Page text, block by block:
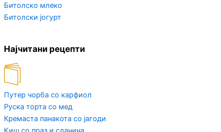
Битолско млеко
Битолски јогурт
Најчитани рецепти
Путер чорба со карфиол
Руска торта со мед
Кремаста панакота со јагоди